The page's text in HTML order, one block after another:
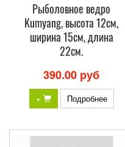
Рыболовное ведро
Kumyang, высота 12см,
ширина 15см, длина
22см.
390.00 руб
+ Подробнее